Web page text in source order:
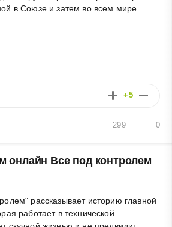
в Союзе и затем во всем мире.
+5
0
299
онлайн Все под контролем
рассказывает историю главной
работает в технической